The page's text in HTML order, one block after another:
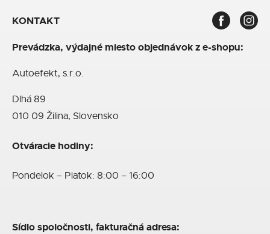
KONTAKT
Prevádzka, výdajné miesto objednávok z e-shopu:
Autoefekt, s.r.o.
Dlhá 89
010 09 Žilina, Slovensko
Otváracie hodiny:
Pondelok – Piatok: 8:00 – 16:00
Sídlo spoločnosti, fakturačná adresa: